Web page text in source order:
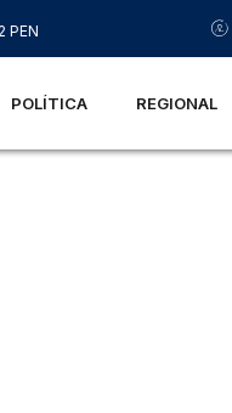
PEN
POLÍTICA REGIONAL